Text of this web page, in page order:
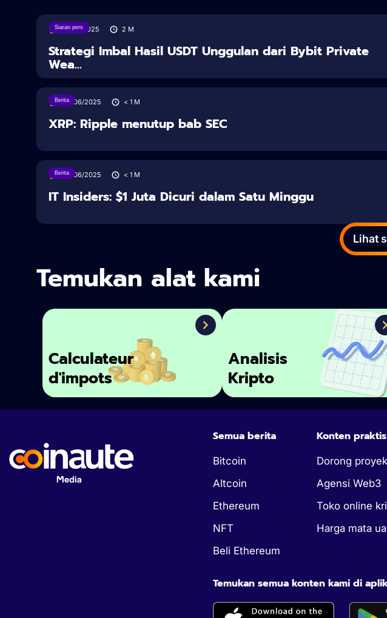
Siaran pers
18/08/2025 2 M
Strategi Imbal Hasil USDT Unggulan dari Bybit Private
Wea...
Berita
28/06/2025 < 1 M
XRP: Ripple menutup bab SEC
Berita
28/06/2025 < 1 M
IT Insiders: $1 Juta Dicuri dalam Satu Minggu
Lihat
Temukan alat kami
Calculateur
d'impots
Analisis
Kripto
Semua berita
Bitcoin
Altcoin
Ethereum
NFT
Beli Ethereum
Konten
Dorong
Agensi Web3
Toko online
Harga mata
Temukan semua konten kami di